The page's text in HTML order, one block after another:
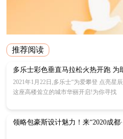
推荐阅读
多乐士彩色垂直马拉松火热开跑 为
2021年1月22日,多乐士“为爱攀登 点亮星
这座高楼耸立的城市华丽开启!为你寻找
领略包豪斯设计魅力！来“2020成